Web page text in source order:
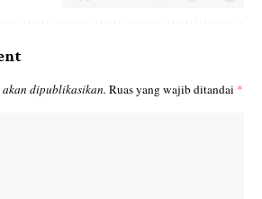
dipublikasikan. Ruas yang wajib ditandai *